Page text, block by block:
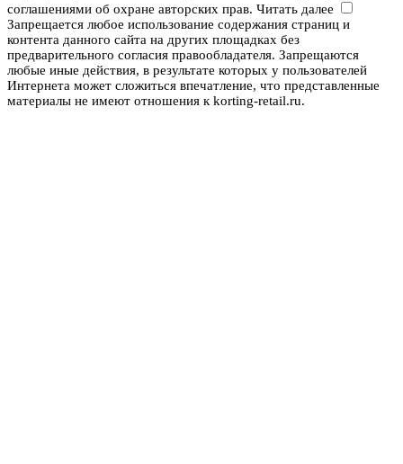
соглашениями об охране авторских прав. Читать далее
Запрещается любое использование содержания страниц и
контента данного сайта на других площадках без
предварительного согласия правообладателя. Запрещаются
любые иные действия, в результате которых у пользователей
Интернета может сложиться впечатление, что представленные
материалы не имеют отношения к korting-retail.ru.